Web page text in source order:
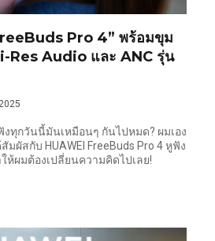
Pro 4” พร้อมขุม
Res Audio และ ANC รุ่น
งทุกวันนี้มันเหมือนๆ กันไปหมด? ผมเอง
ผัสกับ HUAWEI FreeBuds Pro 4 หูฟัง
ห้ผมต้องเปลี่ยนความคิดไปเลย!